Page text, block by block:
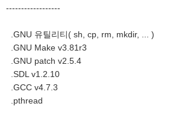
------------------
.GNU 유틸리티( sh, cp, rm, mkdir, ... )
.GNU Make v3.81r3
.GNU patch v2.5.4
.SDL v1.2.10
.GCC v4.7.3
.pthread